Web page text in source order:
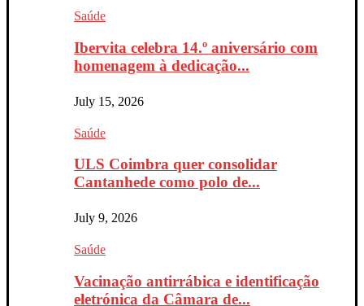
Saúde
Ibervita celebra 14.º aniversário com
homenagem à dedicação...
July 15, 2026
Saúde
ULS Coimbra quer consolidar
Cantanhede como polo de...
July 9, 2026
Saúde
Vacinação antirrábica e identificação
eletrónica da Câmara de...